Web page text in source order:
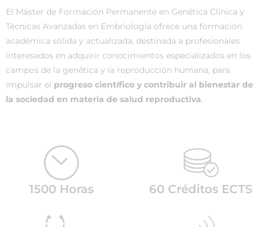
El Máster de Formación Permanente en Genética Clínica y
Técnicas Avanzadas en Embriología ofrece una formación
académica sólida y actualizada, destinada a profesionales
interesados en adquirir conocimientos especializados en los
campos de la genética y la reproducción humana, para
impulsar el progreso científico y contribuir al bienestar de
la sociedad en materia de salud reproductiva.
1500 Horas 60 Créditos ECTS